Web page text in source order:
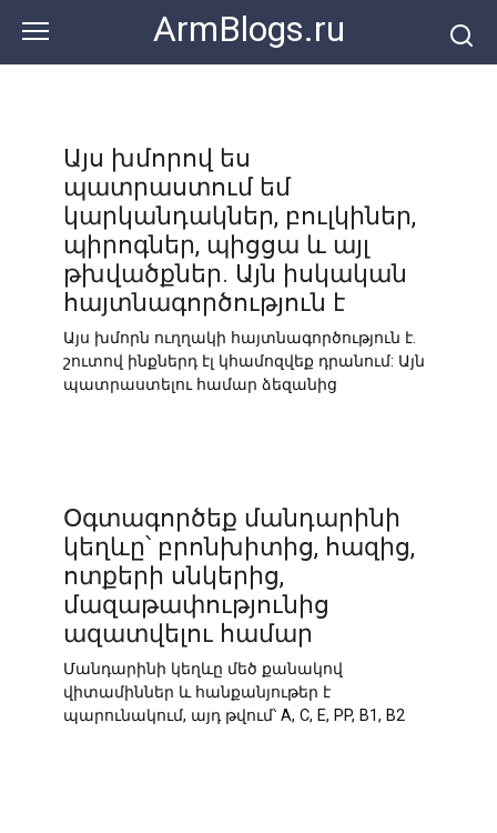
контенту
ArmBlogs.ru
Այս խմորով ես
պատրաստում եմ
կարկանդակներ, բուլկիներ,
պիրոգներ, պիցցա և այլ
թխվածքներ. Այն իսկական
հայտնագործություն է
Այս խմորն ուղղակի հայտնագործություն է.
շուտով ինքներդ էլ կհամոզվեք դրանում: Այն
պատրաստելու համար ձեզանից
Օգտագործեք մանդարինի
կեղևը՝ բրոնխիտից, հազից,
ոտքերի սնկերից,
մազաթափությունից
ազատվելու համար
Մանդարինի կեղևը մեծ քանակով
վիտամիններ և հանքանյութեր է
պարունակում, այդ թվում՝ A, C, E, PP, B1, B2